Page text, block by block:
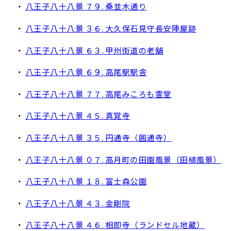
・ 八王子八十八景 ７９. 桑並木通り
・ 八王子八十八景 ３６. 大久保石見守長安陣屋跡
・ 八王子八十八景 ６３. 甲州街道の老舗
・ 八王子八十八景 ６９. 高尾駅駅舎
・ 八王子八十八景 ７７. 高尾みころも霊堂
・ 八王子八十八景 ４５. 真覚寺
・ 八王子八十八景 ３５. 円通寺（圓通寺）
・ 八王子八十八景 ０７. 高月町の田園風景（田植風景）
・ 八王子八十八景 １８. 富士森公園
・ 八王子八十八景 ４３. 金剛院
・ 八王子八十八景 ４６. 相即寺（ランドセル地蔵）